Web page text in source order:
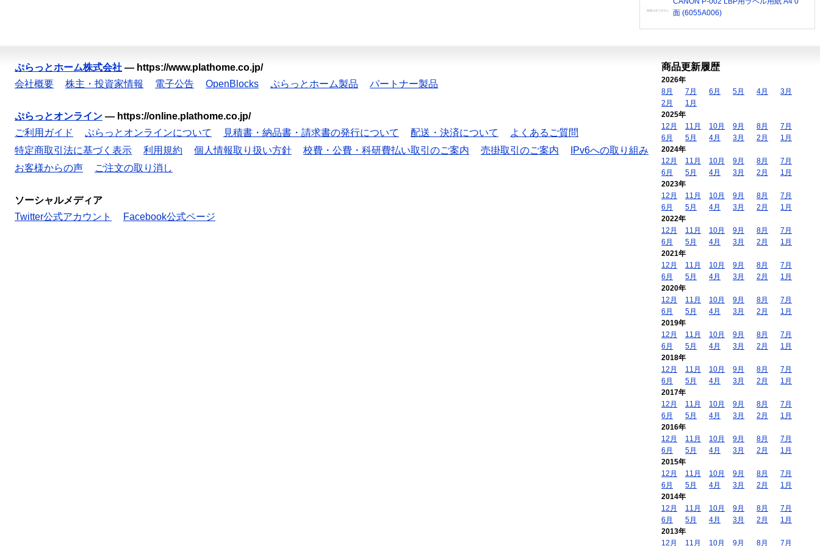
面 (6055A006)
ぷらっとホーム株式会社 — https://www.plathome.co.jp/
会社概要
株主・投資家情報 電子公告 OpenBlocks ぷらっとホーム製品 パートナー製品
ぷらっとオンライン — https://online.plathome.co.jp/
ご利用ガイド
ぷらっとオンラインについて 見積書・納品書・請求書の発行について 配送・決済について
よくあるご質問
特定商取引法に基づく表示
利用規約 個人情報取り扱い方針 校費・公費・科研費払い取引のご案内 売掛取引のご案内
IPv6への取り組み
お客様からの声
ご注文の取り消し
ソーシャルメディア
Twitter公式アカウント
Facebook公式ページ
商品更新履歴
2026年
8月
7月 6月 5月 4月
3月
2月
1月
2025年
12月
11月 10月 9月 8月
7月
6月
5月 4月 3月 2月
1月
2024年
12月
11月 10月 9月 8月
7月
6月
5月 4月 3月 2月
1月
2023年
12月
11月 10月 9月 8月
7月
6月
5月 4月 3月 2月
1月
2022年
12月
11月 10月 9月 8月
7月
6月
5月 4月 3月 2月
1月
2021年
12月
11月 10月 9月 8月
7月
6月
5月 4月 3月 2月
1月
2020年
12月
11月 10月 9月 8月
7月
6月
5月 4月 3月 2月
1月
2019年
12月
11月 10月 9月 8月
7月
6月
5月 4月 3月 2月
1月
2018年
12月
11月 10月 9月 8月
7月
6月
5月 4月 3月 2月
1月
2017年
12月
11月 10月 9月 8月
7月
6月
5月 4月 3月 2月
1月
2016年
12月
11月 10月 9月 8月
7月
6月
5月 4月 3月 2月
1月
2015年
12月
11月 10月 9月 8月
7月
6月
5月 4月 3月 2月
1月
2014年
12月
11月 10月 9月 8月
7月
6月
5月 4月 3月 2月
1月
2013年
12月
11月 10月 9月 8月 7月